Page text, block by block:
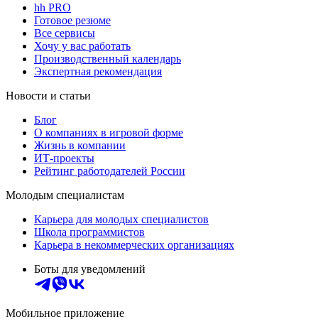
hh PRO
Готовое резюме
Все сервисы
Хочу у вас работать
Производственный календарь
Экспертная рекомендация
Новости и статьи
Блог
О компаниях в игровой форме
Жизнь в компании
ИТ-проекты
Рейтинг работодателей России
Молодым специалистам
Карьера для молодых специалистов
Школа программистов
Карьера в некоммерческих организациях
Боты для уведомлений
Мобильное приложение